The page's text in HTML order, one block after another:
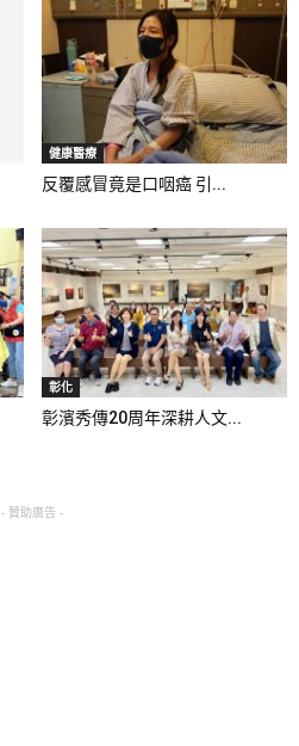
健康醫療
反覆感冒竟是口咽癌 引...
彰化
彰濱秀傳20周年深耕人文...
- 贊助廣告 -